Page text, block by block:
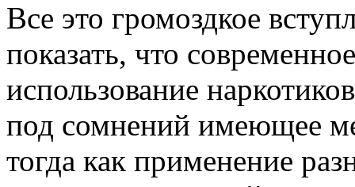
Все это громоздкое
показать, что
использование
под сомнений имеющее
тогда как применение